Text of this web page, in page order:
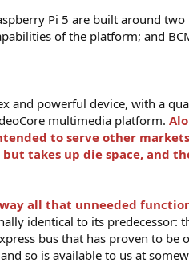
Pi 5 are built around
of the platform; and
and powerful device, with a
multimedia platform.
to serve other
takes up die space, and
all that unneeded
identical to its
bus that has proven to
so is available to us at